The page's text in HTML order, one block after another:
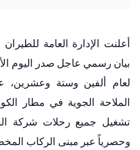
​أعلنت الإدارة العامة
بيان رسمي عاجل صدر اليوم
لعام ألفين وستة وعشرين،
الملاحة الجوية في مطار
تشغيل جميع رحلات شركة